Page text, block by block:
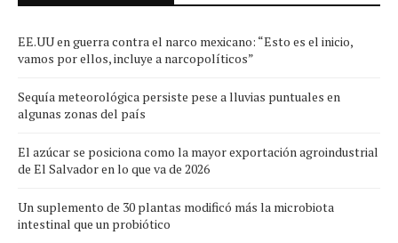
EE.UU en guerra contra el narco mexicano: “Esto es el inicio,
vamos por ellos, incluye a narcopolíticos”
Sequía meteorológica persiste pese a lluvias puntuales en
algunas zonas del país
El azúcar se posiciona como la mayor exportación agroindustrial
de El Salvador en lo que va de 2026
Un suplemento de 30 plantas modificó más la microbiota
intestinal que un probiótico